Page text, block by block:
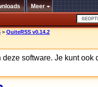
Meer
> QuiteRSS v0.14.2
deze software. Je kunt ook